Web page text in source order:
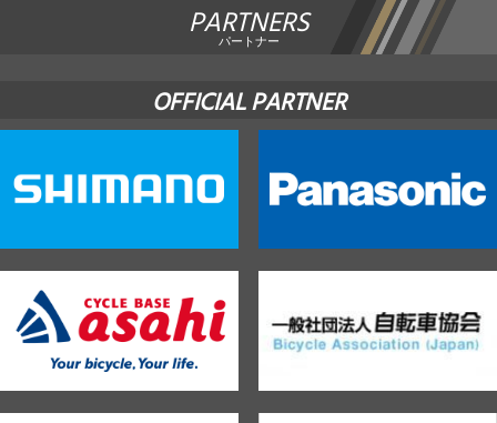
PARTNERS
パートナー
OFFICIAL PARTNER